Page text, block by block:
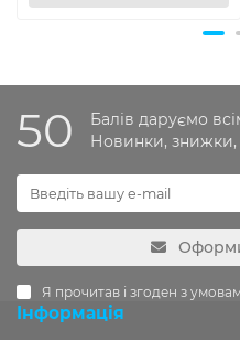
50
Балів даруємо
Новинки, знижки,
Я прочитав і згоден з
Інформація